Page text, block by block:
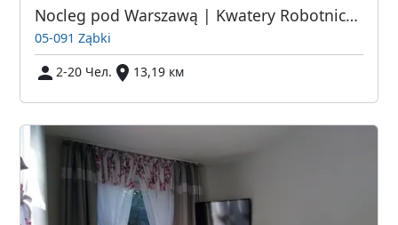
Nocleg pod Warszawą | Kwatery Robotnicze | Hostel dla pracowników | Hotel Robotniczy | Pokoje Pracownicze Warszawa | Tani Nocleg dla Pracownika
05-091 Ząbki
2-20 Чел.
13,19 км